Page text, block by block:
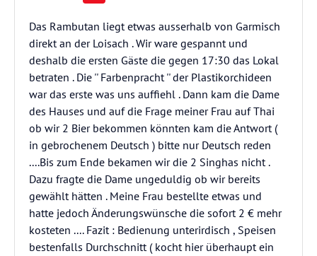
Das Rambutan liegt etwas ausserhalb von Garmisch
direkt an der Loisach . Wir ware gespannt und
deshalb die ersten Gäste die gegen 17:30 das Lokal
betraten . Die '' Farbenpracht '' der Plastikorchideen
war das erste was uns auffiehl . Dann kam die Dame
des Hauses und auf die Frage meiner Frau auf Thai
ob wir 2 Bier bekommen könnten kam die Antwort (
in gebrochenem Deutsch ) bitte nur Deutsch reden
....Bis zum Ende bekamen wir die 2 Singhas nicht .
Dazu fragte die Dame ungeduldig ob wir bereits
gewählt hätten . Meine Frau bestellte etwas und
hatte jedoch Änderungswünsche die sofort 2 € mehr
kosteten .... Fazit : Bedienung unterirdisch , Speisen
bestenfalls Durchschnitt ( kocht hier überhaupt ein